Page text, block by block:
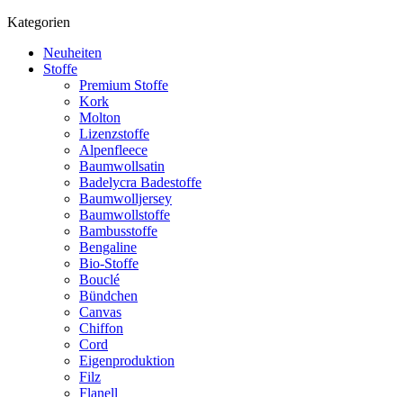
Kategorien
Neuheiten
Stoffe
Premium Stoffe
Kork
Molton
Lizenzstoffe
Alpenfleece
Baumwollsatin
Badelycra Badestoffe
Baumwolljersey
Baumwollstoffe
Bambusstoffe
Bengaline
Bio-Stoffe
Bouclé
Bündchen
Canvas
Chiffon
Cord
Eigenproduktion
Filz
Flanell